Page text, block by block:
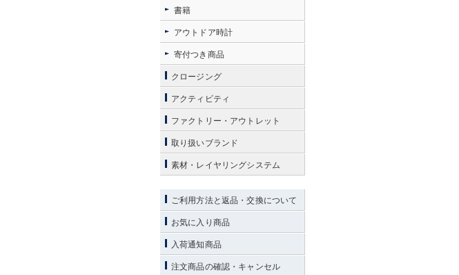
書籍
アウトドア時計
寄付つき商品
クロージング
アクティビティ
ファクトリー・アウトレット
取り扱いブランド
素材・レイヤリングシステム
ご利用方法と返品・交換について
お気に入り商品
入荷通知商品
注文商品の確認・キャンセル